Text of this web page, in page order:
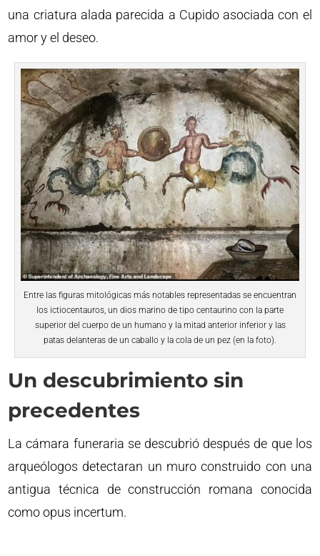
una criatura alada parecida a Cupido asociada con el
amor y el deseo.
Entre las figuras mitológicas más notables representadas se encuentran
los ictiocentauros, un dios marino de tipo centaurino con la parte
superior del cuerpo de un humano y la mitad anterior inferior y las
patas delanteras de un caballo y la cola de un pez (en la foto).
Un descubrimiento sin
precedentes
La cámara funeraria se descubrió después de que los
arqueólogos detectaran un muro construido con una
antigua técnica de construcción romana conocida
como opus incertum.